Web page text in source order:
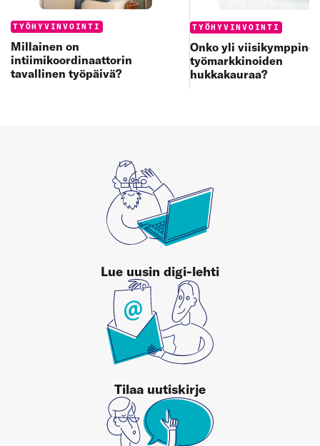
Categories:
TYÖHYVINVOINTI
Millainen on
intiimikoordinaattorin
tavallinen työpäivä?
Categories:
TYÖHYVINVOINTI
Onko yli
työmarkkinoiden
hukkakauraa?
Lue uusin digi-lehti
Tilaa uutiskirje